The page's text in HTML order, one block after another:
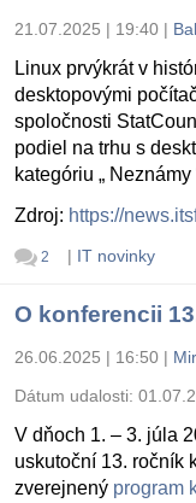
21.07.2025 | 19:40 |
Linux prvýkrát v
desktopovými
spoločnosti
podiel na trhu s
kategóriu „
Zdroj: https://
2 | IT novinky
O konferencii
26.06.2025 | 16:50 |
Dátum udalosti:
V dňoch 1. – 3. júla
uskutoční 13. ročník
zverejnený program